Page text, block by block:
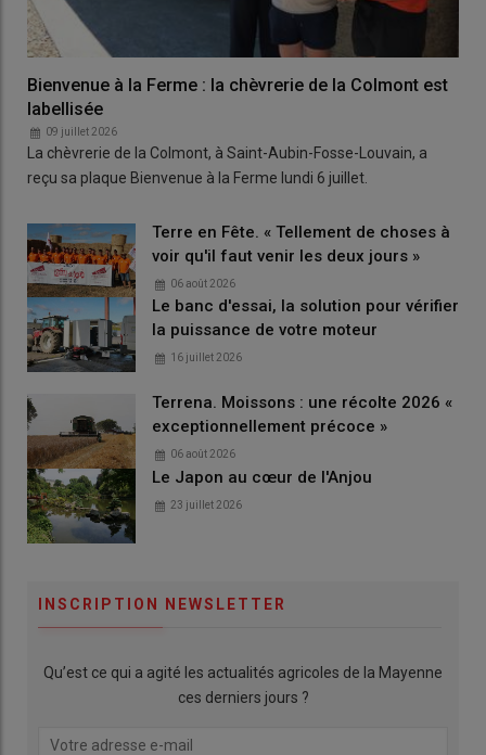
Bienvenue à la Ferme : la chèvrerie de la Colmont est
labellisée
09 juillet 2026
La chèvrerie de la Colmont, à Saint-Aubin-Fosse-Louvain, a
reçu sa plaque Bienvenue à la Ferme lundi 6 juillet.
Terre en Fête. « Tellement de choses à
voir qu'il faut venir les deux jours »
06 août 2026
Le banc d'essai, la solution pour vérifier
la puissance de votre moteur
16 juillet 2026
Terrena. Moissons : une récolte 2026 «
exceptionnellement précoce »
06 août 2026
Le Japon au cœur de l'Anjou
23 juillet 2026
INSCRIPTION NEWSLETTER
Qu’est ce qui a agité les actualités agricoles de la Mayenne
ces derniers jours ?